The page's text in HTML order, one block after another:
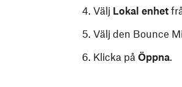
Välj Lokal enhet
Välj den Bounce
Klicka på Öppna.